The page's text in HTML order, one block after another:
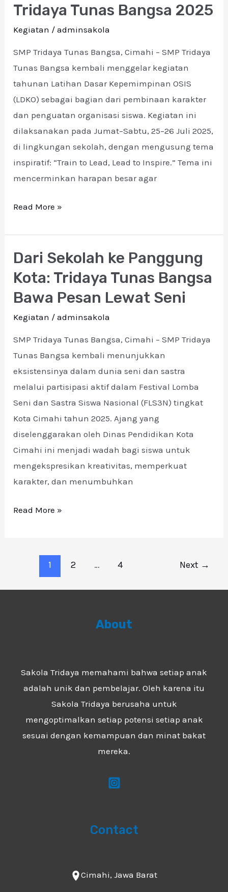
Tridaya Tunas Bangsa 2025
Kegiatan /adminsakola
SMP Tridaya Tunas Bangsa, Cimahi – SMP Tridaya
Tunas Bangsa kembali menggelar kegiatan
tahunan Latihan Dasar Kepemimpinan OSIS
(LDKO) sebagai bagian dari pembinaan karakter
dan penguatan organisasi siswa. Kegiatan ini
dilaksanakan pada Jumat–Sabtu, 25–26 Juli 2025,
di lingkungan sekolah, dengan mengusung tema
inspiratif: “Train to Lead, Lead to Inspire.” Tema ini
mencerminkan harapan besar agar
Lead
to
SMP
Read More »
Dari Sekolah ke Panggung
Kota: Tridaya Tunas Bangsa
Bawa Pesan Lewat Seni
Kegiatan /adminsakola
SMP Tridaya Tunas Bangsa, Cimahi – SMP Tridaya
Tunas Bangsa kembali menunjukkan
eksistensinya dalam dunia seni dan sastra
melalui partisipasi aktif dalam Festival Lomba
Seni dan Sastra Siswa Nasional (FLS3N) tingkat
Kota Cimahi tahun 2025. Ajang yang
diselenggarakan oleh Dinas Pendidikan Kota
Cimahi ini menjadi wadah bagi siswa untuk
mengekspresikan kreativitas, memperkuat
karakter, dan menumbuhkan
Dari
Sekolah
Panggung
Kota:
Read More »
1 2 … 4 Next →
About
Sakola Tridaya memahami bahwa setiap anak
adalah unik dan pembelajar. Oleh karena itu
Sakola Tridaya berusaha untuk
mengoptimalkan setiap potensi setiap anak
sesuai dengan kemampuan dan minat bakat
mereka.
Contact
Cimahi, Jawa Barat